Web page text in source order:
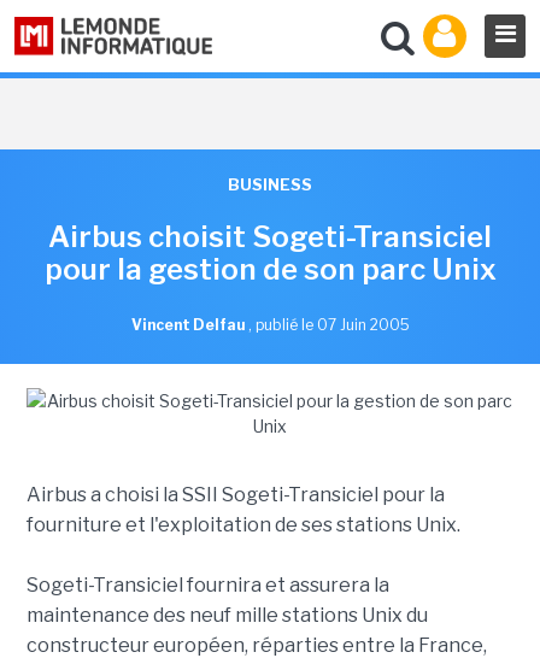
BUSINESS
Airbus choisit Sogeti-Transiciel
pour la gestion de son parc Unix
Vincent Delfau , publié le 07 Juin 2005
Airbus a choisi la SSII Sogeti-Transiciel pour la
fourniture et l'exploitation de ses stations Unix.
Sogeti-Transiciel fournira et assurera la
maintenance des neuf mille stations Unix du
constructeur européen, réparties entre la France,